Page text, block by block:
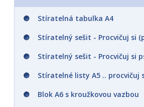
Maluj vodou A5
Maluj podle čísel
Maluj podle barevných
Od tečky k tečce
Omalovánky s barvami
Pexesa
kartičkami
Pexeso v krabičce s
Pexeso v ozdobné
Karetní pexesa
Stíratelná tabulka A4
Stíratelný sešit - Procvičuj si
Stíratelný sešit - Procvičuj si
Stíratelné listy A5 .. procvičuj
Blok A6 s kroužkovou vazbou